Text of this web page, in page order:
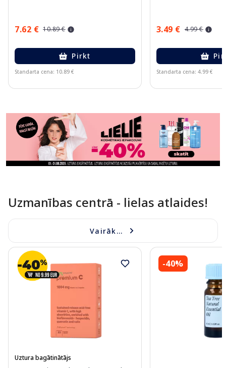
7.62 € 10.89 €
Pirkt
Standarta cena: 10.89 €
3.49 € 4.99 €
Standarta cena: 4.99 €
Uzmanības centrā - lielas atlaides!
Vairāk...
Uztura bagātinātājs
-40%